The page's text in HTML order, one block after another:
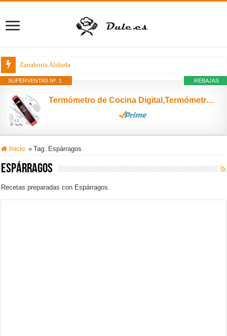
Zanahoria Aliñada
REBAJAS
SUPERVENTAS Nº. 1
Termómetro de Cocina Digital,Termómetro Cocina con LED Pantalla Táctil,6.5''Sonda Larga y Alarma,2-4s Lectura Instantánea,IPX6 Impermeable,Termómetro Horno para Agua,Carne,Barbacoa,Comida,Leche,Aceite
Inicio » Tag: Espárragos
Espárragos
Recetas preparadas con Espárragos.